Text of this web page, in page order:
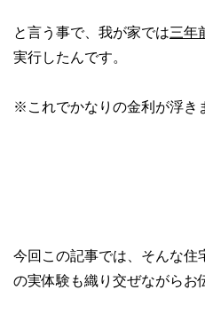
と言う事で、我が家では三年
実行したんです。
※これでかなりの金利が浮き
今回この記事では、そんな住
の実体験も織り交ぜながらお